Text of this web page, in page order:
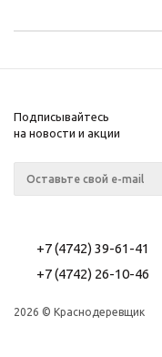
Подписывайтесь
на новости и акции
+7 (4742) 39-61-41
+7 (4742) 26-10-46
2026 © Краснодеревщик